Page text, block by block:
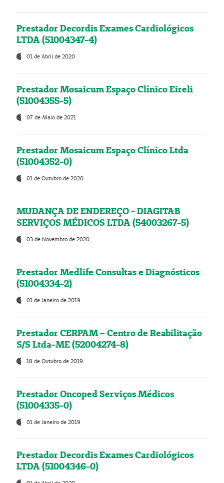
Prestador Decordis Exames Cardiológicos
LTDA (51004347-4)
01 de Abril de 2020
Prestador Mosaicum Espaço Clínico Eireli
(51004355-5)
07 de Maio de 2021
Prestador Mosaicum Espaço Clínico Ltda
(51004352-0)
01 de Outubro de 2020
MUDANÇA DE ENDEREÇO - DIAGITAB
SERVIÇOS MÉDICOS LTDA (54003267-5)
03 de Novembro de 2020
Prestador Medlife Consultas e Diagnósticos
(51004334-2)
01 de Janeiro de 2019
Prestador CERPAM – Centro de Reabilitação
S/S Ltda-ME (52004274-8)
18 de Outubro de 2019
Prestador Oncoped Serviços Médicos
(51004335-0)
01 de Janeiro de 2019
Prestador Decordis Exames Cardiológicos
LTDA (51004346-0)